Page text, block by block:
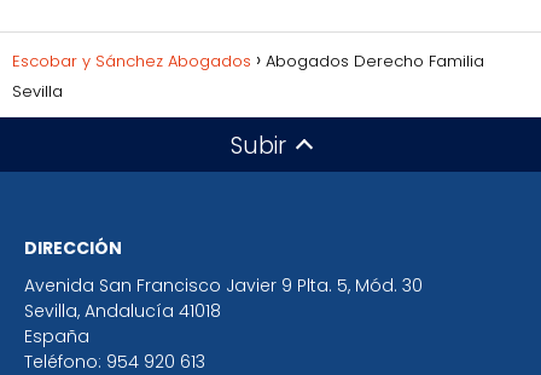
Escobar y Sánchez Abogados
Abogados Derecho Familia
Sevilla
Subir
DIRECCIÓN
Avenida San Francisco Javier 9 Plta. 5, Mód. 30
Sevilla, Andalucía 41018
España
Teléfono: 954 920 613